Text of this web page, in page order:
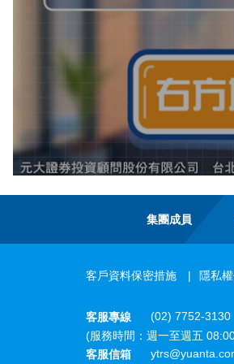
集團成員
客戶資料保密措施 隱私
客服專線
(02) 7752-3130
(服務時間：週一至週五
客服信箱